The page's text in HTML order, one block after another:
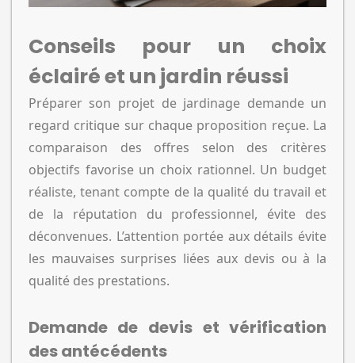
Conseils pour un choix
éclairé et un jardin réussi
Préparer son projet de jardinage demande un
regard critique sur chaque proposition reçue. La
comparaison des offres selon des critères
objectifs favorise un choix rationnel. Un budget
réaliste, tenant compte de la qualité du travail et
de la réputation du professionnel, évite des
déconvenues. L’attention portée aux détails évite
les mauvaises surprises liées aux devis ou à la
qualité des prestations.
Demande de devis et vérification
des antécédents